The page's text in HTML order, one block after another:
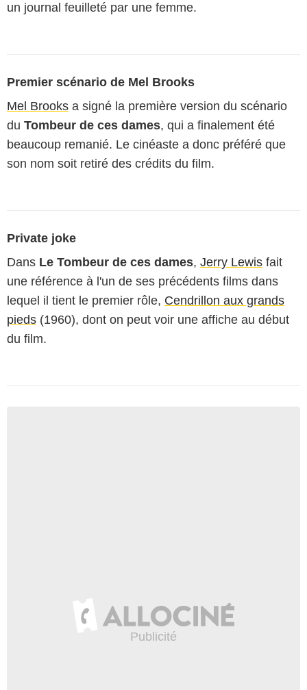
un journal feuilleté par une femme.
Premier scénario de Mel Brooks
Mel Brooks a signé la première version du scénario
du Tombeur de ces dames, qui a finalement été
beaucoup remanié. Le cinéaste a donc préféré que
son nom soit retiré des crédits du film.
Private joke
Dans Le Tombeur de ces dames, Jerry Lewis fait
une référence à l'un de ses précédents films dans
lequel il tient le premier rôle, Cendrillon aux grands
pieds (1960), dont on peut voir une affiche au début
du film.